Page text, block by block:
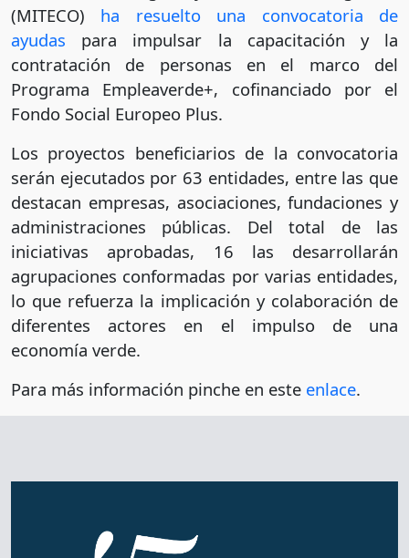
(MITECO) ha resuelto una convocatoria de
ayudas para impulsar la capacitación y la
contratación de personas en el marco del
Programa Empleaverde+, cofinanciado por el
Fondo Social Europeo Plus.
Los proyectos beneficiarios de la convocatoria
serán ejecutados por 63 entidades, entre las que
destacan empresas, asociaciones, fundaciones y
administraciones públicas. Del total de las
iniciativas aprobadas, 16 las desarrollarán
agrupaciones conformadas por varias entidades,
lo que refuerza la implicación y colaboración de
diferentes actores en el impulso de una
economía verde.
Para más información pinche en este enlace.